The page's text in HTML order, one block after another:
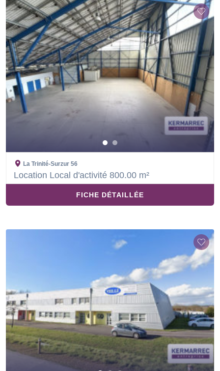
La Trinité-Surzur 56
Location Local d'activité 800.00 m²
FICHE DÉTAILLÉE